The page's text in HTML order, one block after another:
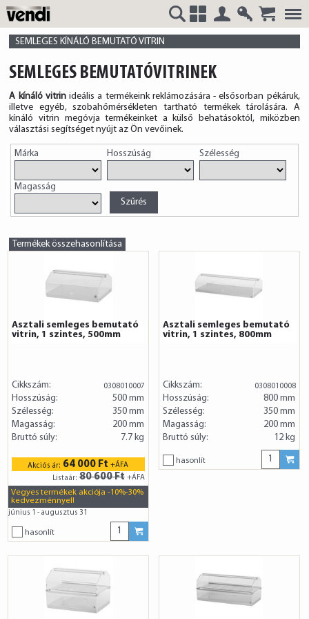
VENDI
HUNGÁRIA
Kft.
SEMLEGES KÍNÁLÓ BEMUTATÓ VITRIN
SEMLEGES BEMUTATÓVITRINEK
A kínáló vitrinideális a termékeink reklámozására - elsősorban pékáruk,
illetve egyéb, szobahőmérsékleten tartható termékek tárolására. A
kínáló vitrin megóvja termékeinket a külső behatásoktól, miközben
választási segítséget nyújt az Ön vevőinek.
Márka Hosszúság Szélesség
Magasság
Termékek összehasonlítása
Asztali semleges bemutató
vitrin, 1 szintes, 500mm
Cikkszám: 0308010007
Hosszúság:
500 mm
Szélesség:
350 mm
Magasság:
200 mm
Bruttó súly:
7.7 kg
Akciós ár: 64 000 Ft +ÁFA
Listaár: 80 600 Ft +ÁFA
Vegyes termékek akciója -10%-30%
kedvezménnyel!
június 1 - augusztus 31
hasonlít
Asztali semleges bemutató
vitrin, 1 szintes, 800mm
Cikkszám: 0308010008
Hosszúság:
800 mm
Szélesség:
350 mm
Magasság:
200 mm
Bruttó súly:
12 kg
hasonlít